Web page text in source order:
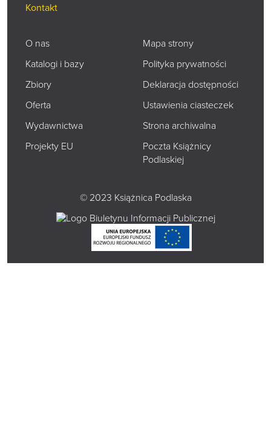
Kontakt
O nas
Katalogi i bazy
Zbiory
Oferta
Wydawnictwa
Projekty EU
Mapa strony
Polityka prywatności
Deklaracja dostępności
Ustawienia ciasteczek
Strona archiwalna
Poczta Książnicy
Podlaskiej
© 2023 Książnica Podlaska